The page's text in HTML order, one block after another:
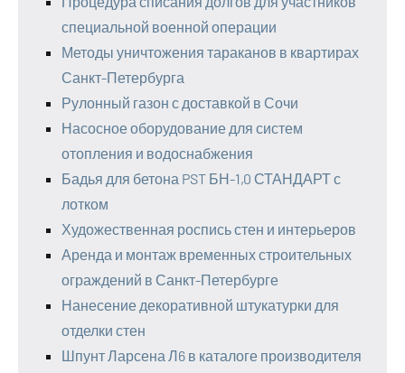
специальной военной операции
Методы уничтожения тараканов в квартирах
Санкт-Петербурга
Рулонный газон с доставкой в Сочи
Насосное оборудование для систем
отопления и водоснабжения
Бадья для бетона PST БН-1,0 СТАНДАРТ с
лотком
Художественная роспись стен и интерьеров
Аренда и монтаж временных строительных
ограждений в Санкт-Петербурге
Нанесение декоративной штукатурки для
отделки стен
Шпунт Ларсена Л6 в каталоге производителя